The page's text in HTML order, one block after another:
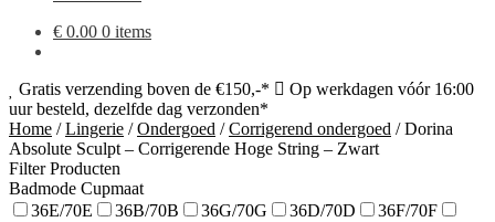
€ 0.00 0 items
Gratis verzending boven de €150,-*
Op werkdagen vóór 16:00
uur besteld, dezelfde dag verzonden*
Home /Lingerie /Ondergoed /Corrigerend ondergoed /Dorina
Absolute Sculpt – Corrigerende Hoge String – Zwart
Filter Producten
Badmode Cupmaat
36E/70E
36B/70B 36G/70G 36D/70D
36F/70F